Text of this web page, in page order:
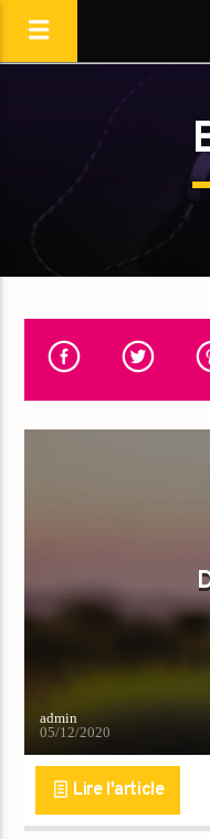
[Il n'y a pas de stations de
admin
05/12/2020
Lire l'article